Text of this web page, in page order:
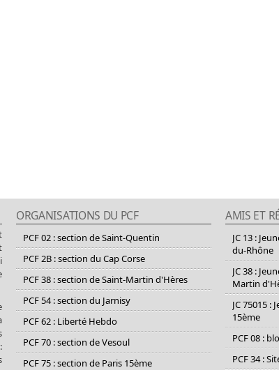
ORGANISATIONS DU PCF
PCF 02 : section de Saint-Quentin
PCF 2B : section du Cap Corse
PCF 38 : section de Saint-Martin d'Hères
PCF 54 : section du Jarnisy
PCF 62 : Liberté Hebdo
PCF 70 : section de Vesoul
PCF 75 : section de Paris 15ème
AMIS ET
JC 13 :
du-Rhône
JC 38 :
Martin
JC 75015 :
15ème
PCF 08 :
PCF 34 :